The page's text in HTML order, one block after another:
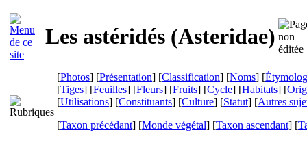
Les astéridés (Asteridae)
[Photos] [Présentation] [Classification] [Noms] [
[Tiges] [Feuilles] [Fleurs] [Fruits] [Cycle] [Habitats] [
[Utilisations] [Constituants] [Culture] [Statut] [Autres
[Taxon précédant] [Monde végétal] [Taxon ascendant] [